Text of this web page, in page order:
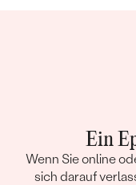
Ein
Wenn Sie online
sich darauf